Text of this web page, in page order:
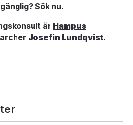
Sök nu.
är Hampus
Josefin Lundqvist.